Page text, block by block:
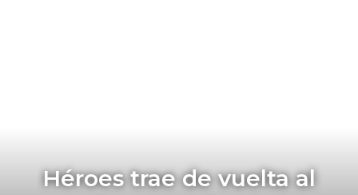
Héroes trae de vuelta al